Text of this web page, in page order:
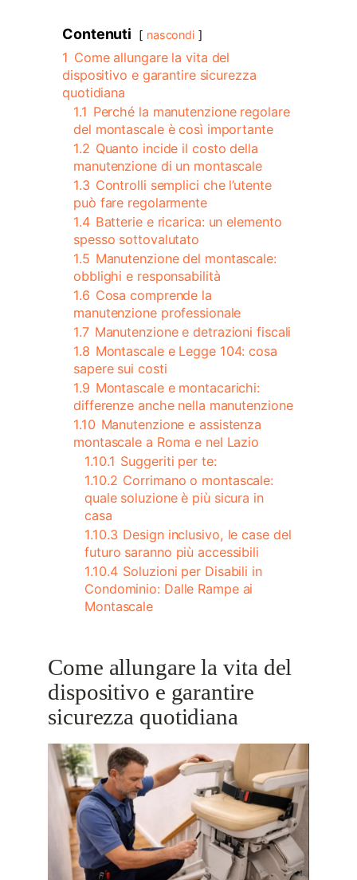
Contenuti nascondi
1 Come allungare la vita del
dispositivo e garantire sicurezza
quotidiana
1.1 Perché la manutenzione regolare
del montascale è così importante
1.2 Quanto incide il costo della
manutenzione di un montascale
1.3 Controlli semplici che l’utente
può fare regolarmente
1.4 Batterie e ricarica: un elemento
spesso sottovalutato
1.5 Manutenzione del montascale:
obblighi e responsabilità
1.6 Cosa comprende la
manutenzione professionale
1.7 Manutenzione e detrazioni fiscali
1.8 Montascale e Legge 104: cosa
sapere sui costi
1.9 Montascale e montacarichi:
differenze anche nella manutenzione
1.10 Manutenzione e assistenza
montascale a Roma e nel Lazio
1.10.1 Suggeriti per te:
1.10.2 Corrimano o montascale:
quale soluzione è più sicura in
casa
1.10.3 Design inclusivo, le case del
futuro saranno più accessibili
1.10.4 Soluzioni per Disabili in
Condominio: Dalle Rampe ai
Montascale
Come allungare la vita del
dispositivo e garantire
sicurezza quotidiana